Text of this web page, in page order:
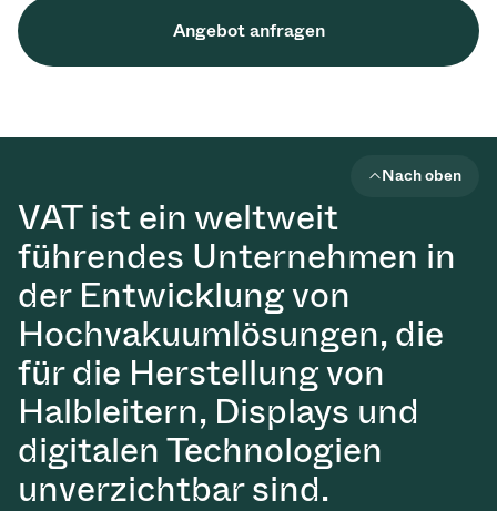
Angebot anfragen
VAT ist ein weltweit
führendes Unternehmen in
der Entwicklung von
Hochvakuumlösungen, die
für die Herstellung von
Halbleitern, Displays und
digitalen Technologien
unverzichtbar sind.
Nach oben